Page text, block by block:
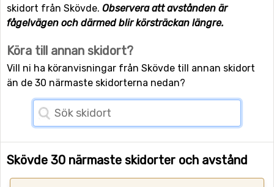
skidort från Skövde. Observera att avstånden är
fågelvägen och därmed blir körsträckan längre.
Köra till annan skidort?
Vill ni ha köranvisningar från Skövde till annan skidort
än de 30 närmaste skidorterna nedan?
Skövde 30 närmaste skidorter och avstånd